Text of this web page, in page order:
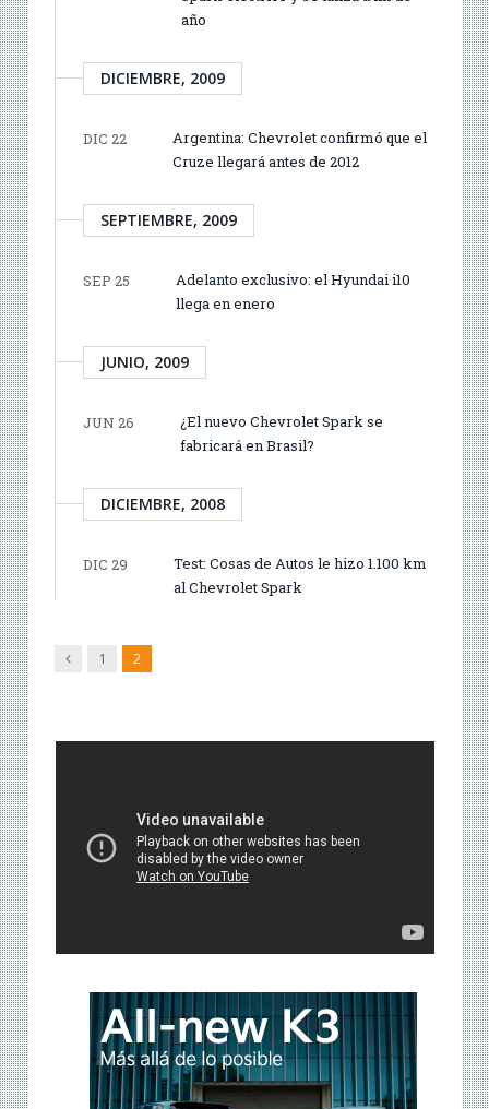
año
DICIEMBRE, 2009
DIC 22
Argentina: Chevrolet confirmó que el
Cruze llegará antes de 2012
SEPTIEMBRE, 2009
SEP 25
Adelanto exclusivo: el Hyundai i10
llega en enero
JUNIO, 2009
JUN 26
¿El nuevo Chevrolet Spark se
fabricará en Brasil?
DICIEMBRE, 2008
DIC 29
Test: Cosas de Autos le hizo 1.100 km
al Chevrolet Spark
Anterior
1 2